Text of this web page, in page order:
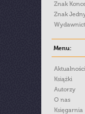
Znak
Znak
Menu:
Aktualności
Książki
Autorzy
O nas
Księgarnia